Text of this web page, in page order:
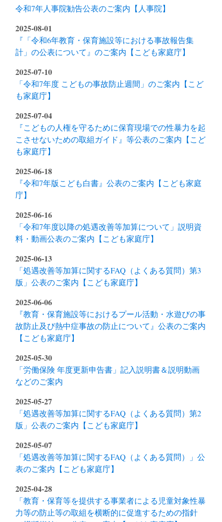
令和7年人事院勧告公表のご案内【人事院】
2025-08-01
『「令和6年教育・保育施設等における事故報告集
計」の公表について』のご案内【こども家庭庁】
2025-07-10
「令和7年度 こどもの事故防止週間」のご案内【こど
も家庭庁】
2025-07-04
『こどもの人権を守るために保育現場での性暴力を起
こさせないための取組ガイド』等公表のご案内【こど
も家庭庁】
2025-06-18
『令和7年版こども白書』公表のご案内【こども家庭
庁】
2025-06-16
「令和7年度以降の処遇改善等加算について」説明資
料・動画公表のご案内【こども家庭庁】
2025-06-13
「処遇改善等加算に関するFAQ（よくある質問）第3
版」公表のご案内【こども家庭庁】
2025-06-06
『教育・保育施設等におけるプール活動・水遊びの事
故防止及び熱中症事故の防止について』公表のご案内
【こども家庭庁】
2025-05-30
「労働保険 年度更新申告書」記入説明書＆説明動画
などのご案内
2025-05-27
「処遇改善等加算に関するFAQ（よくある質問）第2
版」公表のご案内【こども家庭庁】
2025-05-07
「処遇改善等加算に関するFAQ（よくある質問）」公
表のご案内【こども家庭庁】
2025-04-28
「教育・保育等を提供する事業者による児童対象性暴
力等の防止等の取組を横断的に促進するための指針